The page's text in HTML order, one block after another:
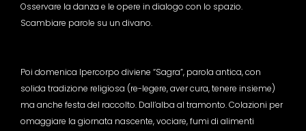
Osservare la danza e le opere in dialogo con lo spazio.
Scambiare parole su un divano.
Poi domenica Ipercorpo diviene “Sagra”, parola antica, con
solida tradizione religiosa (re-legere, aver cura, tenere insieme)
ma anche festa del raccolto. Dall’alba al tramonto. Colazioni per
omaggiare la giornata nascente, vociare, fumi di alimenti